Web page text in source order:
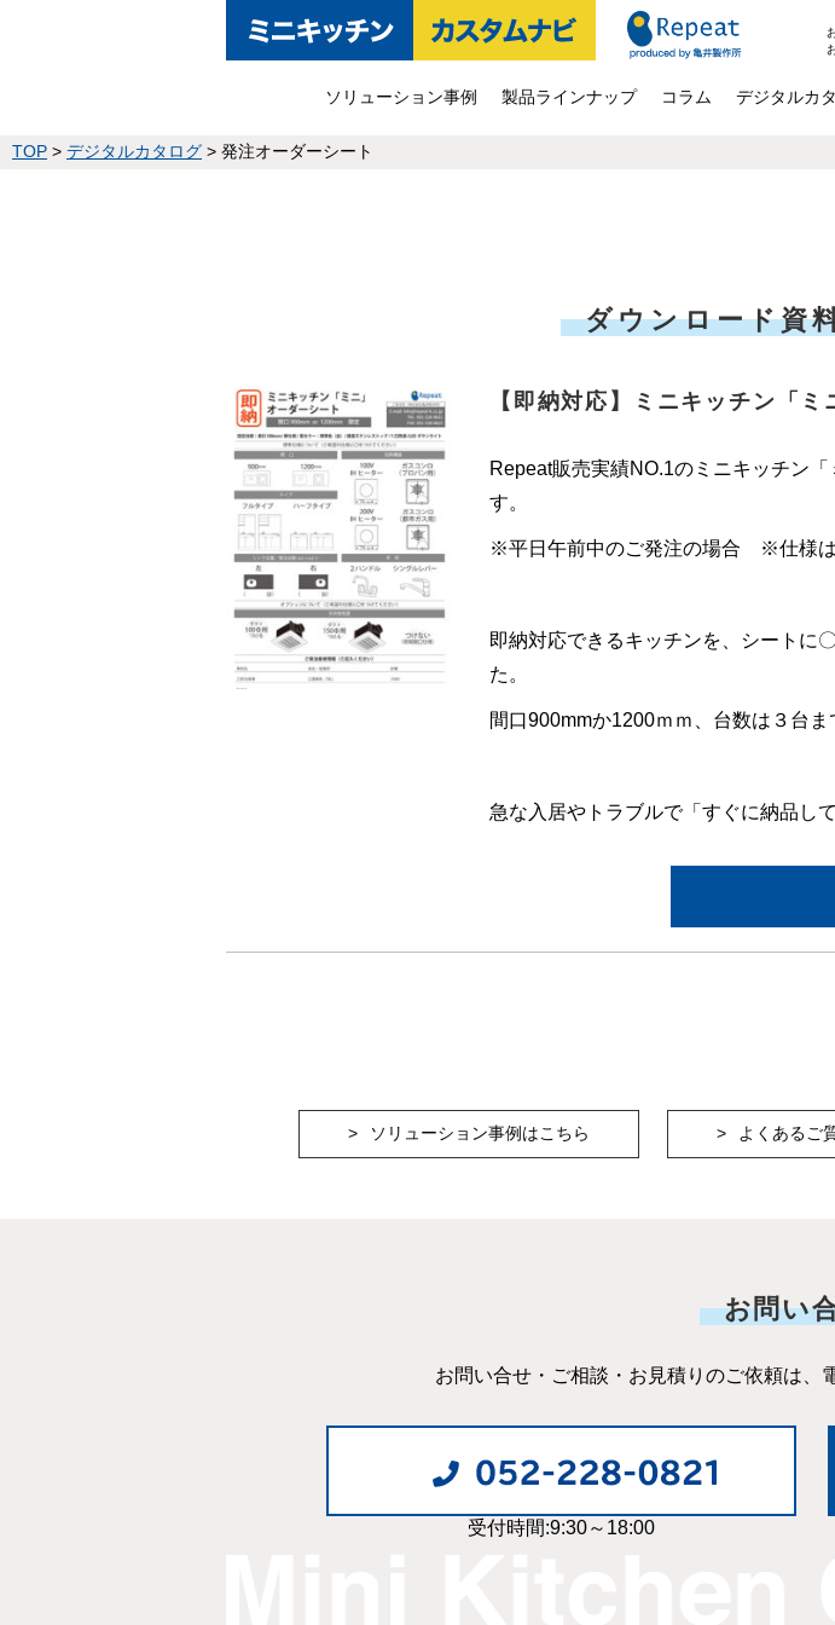
ソリューション事例 製品ラインナップ コラム デジタルカ
TOP > デジタルカタログ > 発注オーダーシート
ダウンロード資
【即納対応】ミニキッチン「
Repeat販売実績NO.1のミニキッチン
す。
※平日午前中のご発注の場合 ※仕様は
即納対応できるキッチンを、シートに
た。
間口900mmか1200ｍｍ、台数は３台
急な入居やトラブルで「すぐに納品し
ソリューション事例はこちら よくあるご
お問い
お問い合せ・ご相談・お見積りのご依頼は、
受付時間:9:30～18:00